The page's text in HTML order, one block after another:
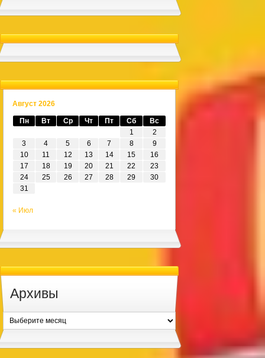
Август 2026
Пн Вт Ср Чт Пт Сб
Вс
1
2
3
4 5 6 7 8
9
10
11 12 13 14 15
16
17
18 19 20 21 22
23
24
25 26 27 28 29
30
31
« Июл
Архивы
Архивы